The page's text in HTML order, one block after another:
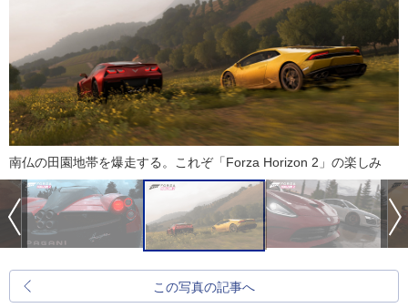
南仏の田園地帯を爆走する。これぞ「Forza Horizon 2」の楽しみ
この写真の記事へ